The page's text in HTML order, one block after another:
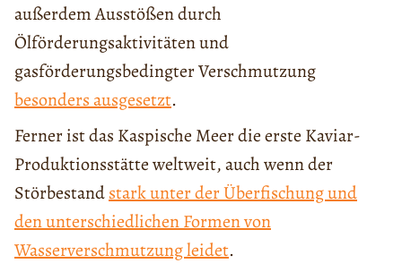
außerdem Ausstößen durch
Ölförderungsaktivitäten und
gasförderungsbedingter Verschmutzung
besonders ausgesetzt.
Ferner ist das Kaspische Meer die erste Kaviar-
Produktionsstätte weltweit, auch wenn der
Störbestandstark unter der Überfischung und
den unterschiedlichen Formen von
Wasserverschmutzung leidet.